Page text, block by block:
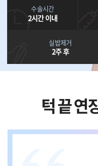
수술시간
2시간 이내
실밥제거
2주 후
턱 끝 연